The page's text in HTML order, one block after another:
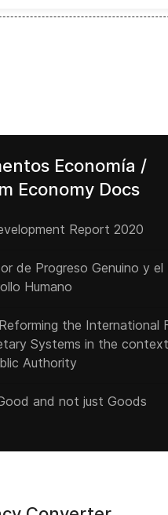
Economía /
Economy Docs
Report 2020
de Progreso Genuino y el
Humano
the International
Systems in the
Authority
and not just Goods